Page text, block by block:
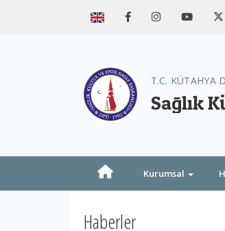
T.C. KÜTAHYA
Sağlık
Kurumsal
Haberler